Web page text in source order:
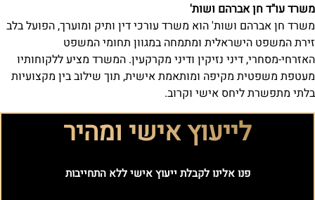
משרד עו"ד חן אברהם ושות'
משרד חן אברהם ושות' הוא משרד עורכי דין ותיק ומוערך, הפועל בלב
זירת המשפט הישראלית ומתמחה במגוון תחומי המשפט
האזרחי-מסחרי, דיני נזיקין ודיני מקרקעין. המשרד מציע ללקוחותיו
מעטפת משפטית מקיפה ומותאמת אישית, תוך שילוב בין מקצועיות
בלתי מתפשרת ליחס אישי וקרוב.
לייעוץ אישי ומהיר
פנו אלינו לקבלת ייעוץ אישי ללא התחייבות